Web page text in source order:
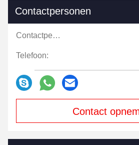
Contactpersonen
Contactpersonen:
Telefoon:
Contact